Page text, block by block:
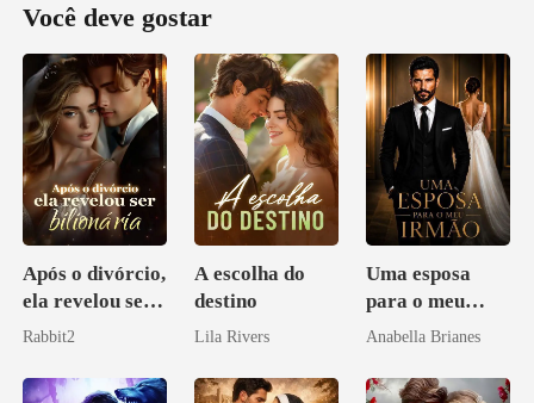
Você deve gostar
Após o divórcio,
ela revelou ser
bilionária
Rabbit2
A escolha do
destino
Lila Rivers
Uma esposa
para o meu
irmão
Anabella Brianes